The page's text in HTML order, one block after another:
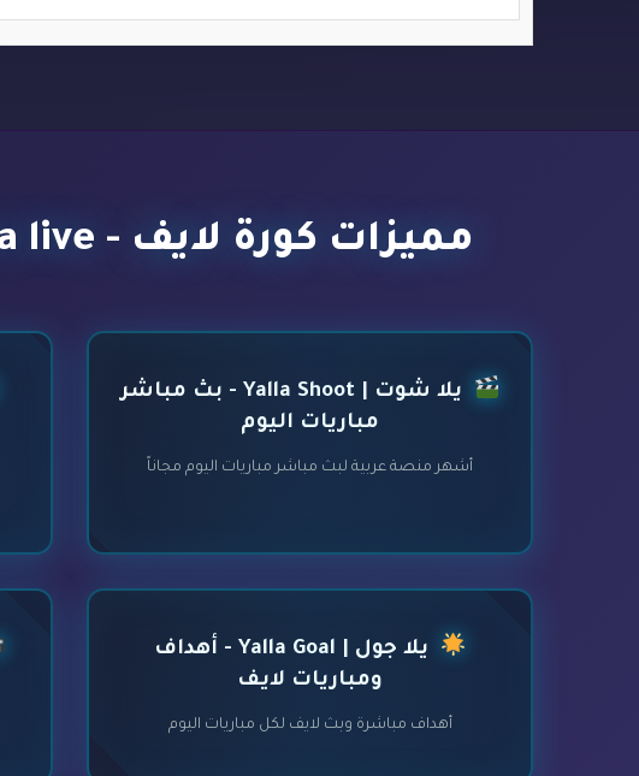
مميزات كورة لايف - kora live - أفضل مواقع بث مباشر مباريات اليوم
يلا شوت | Yalla Shoot - بث مباشر
مباريات اليوم
أشهر منصة عربية لبث مباشر مباريات اليوم مجاناً
يلا جول | Yalla Goal - أهداف
ومباريات لايف
أهداف مباشرة وبث لايف لكل مباريات اليوم